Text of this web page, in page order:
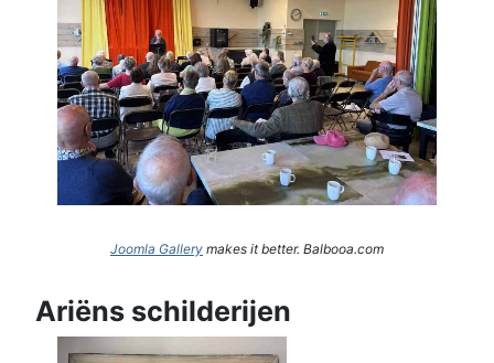
Joomla Gallery makes it better. Balbooa.com
Ariëns schilderijen